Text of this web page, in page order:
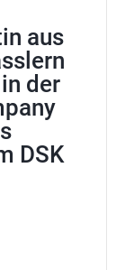
aus
der
DSK